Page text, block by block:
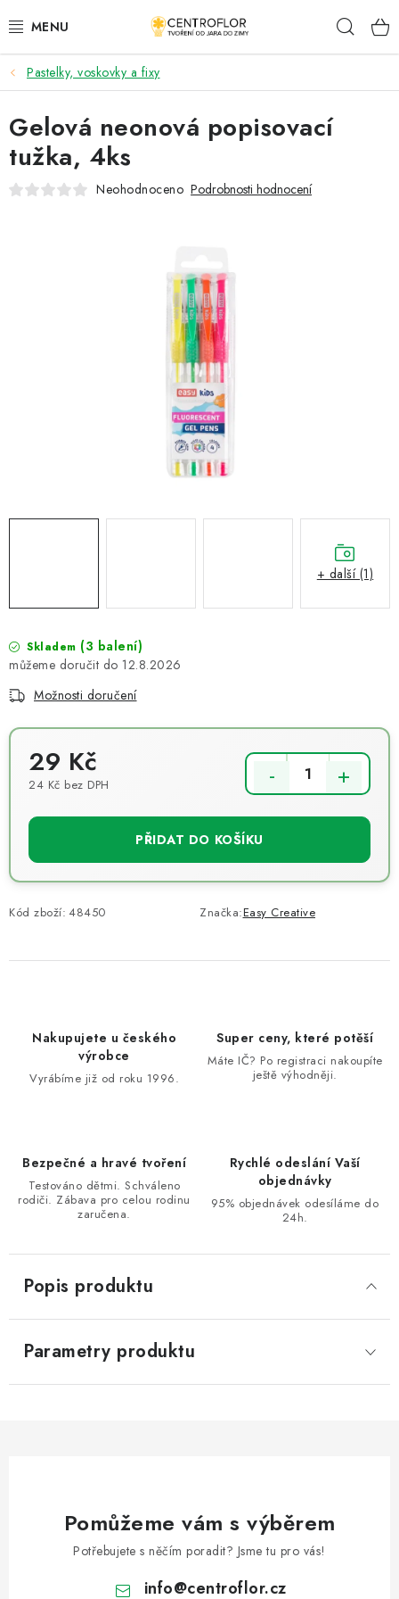
na
SEZÓNNÍ TVOŘENÍ
DŘEVĚNÉ VÝROBKY
MEDAILE
Jak získat lepší ceny?
Pastelky, voskovky a fixy
Skladem (3 balení)
12.8.2026
Možnosti doručení
29 Kč
24 Kč bez DPH
PŘIDAT DO KOŠÍKU
Kód zboží: 48450 Značka:Easy Creative
Gelová neonová popisovací
tužka, 4ks
Neohodnoceno Podrobnosti hodnocení
+ další (1)
Nakupujete u českého
výrobce
Vyrábíme již od roku 1996.
Super ceny, které potěší
Máte IČ? Po registraci nakoupíte
ještě výhodněji.
Bezpečné a hravé tvoření
Testováno dětmi. Schváleno
rodiči. Zábava pro celou rodinu
zaručena.
Rychlé odeslání Vaší
objednávky
95% objednávek odesíláme do
24h.
Popis produktu
Parametry produktu
Pomůžeme vám s výběrem
Potřebujete s něčím poradit? Jsme tu pro vás!
info@centroflor.cz